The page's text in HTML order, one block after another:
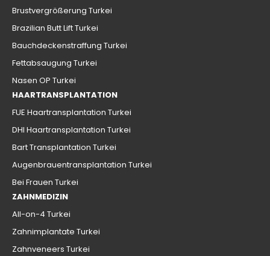
Brustvergrößerung Turkei
Brazilian Butt Lift Turkei
Bauchdeckenstraffung Turkei
Fettabsaugung Turkei
Nasen OP Turkei
HAARTRANSPLANTATION
FUE Haartransplantation Turkei
DHI Haartransplantation Turkei
Bart Transplantation Turkei
Augenbrauentransplantation Turkei
Bei Frauen Turkei
ZAHNMEDIZIN
All-on-4 Turkei
Zahnimplantate Turkei
Zahnveneers Turkei